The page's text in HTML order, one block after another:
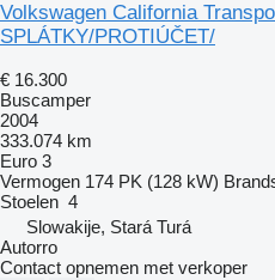
Volkswagen California
SPLÁTKY/PROTIÚČET/
€ 16.300
Buscamper
2004
333.074 km
Euro 3
Vermogen 174 PK (128 kW)
Stoelen 4
Slowakije, Stará Turá
Autorro
Contact opnemen met verkoper